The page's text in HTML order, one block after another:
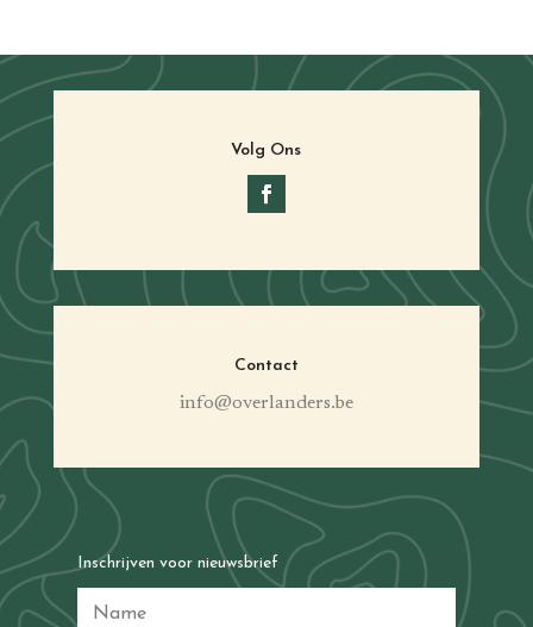
Volg Ons
Contact
info@overlanders.be
Inschrijven voor nieuwsbrief